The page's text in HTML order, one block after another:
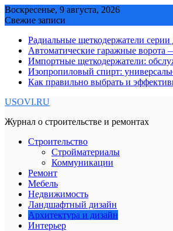
Skip
to
Воскресенье, 9 августа, 2026
Свежие записи
Радиальные щеткодержатели
Автоматические гаражные ворота
Импортные щеткодержатели:
Изопропиловый спирт:
Как правильно выбрать и
USOVI.RU
Журнал о строительстве и ремонтах
Строительство
Стройматериалы
Коммуникации
Ремонт
Мебель
Недвижимость
Ландшафтный дизайн
Архитектура и дизайн
Интерьер